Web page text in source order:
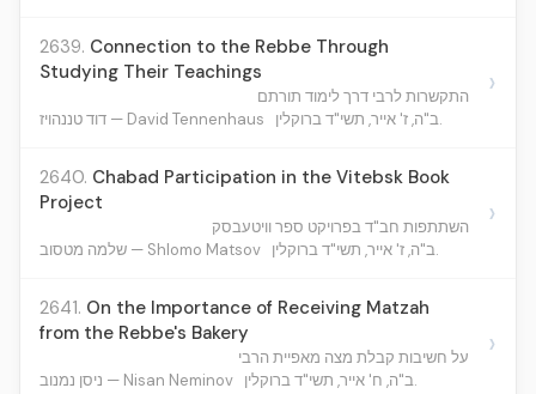
2639. Connection to the Rebbe Through
Studying Their Teachings
התקשרות לרבי דרך לימוד תורתם
דוד טננהויז — David Tennenhaus
ב"ה, ז' אייר, תשי"ד ברוקלין.
›
2640. Chabad Participation in the Vitebsk Book
Project
השתתפות חב"ד בפרויקט ספר וויטעבסק
שלמה מטסוב — Shlomo Matsov
ב"ה, ז' אייר, תשי"ד ברוקלין.
›
2641. On the Importance of Receiving Matzah
from the Rebbe's Bakery
על חשיבות קבלת מצה מאפיית הרבי
ניסן נמנוב — Nisan Neminov
ב"ה, ח' אייר, תשי"ד ברוקלין.
›